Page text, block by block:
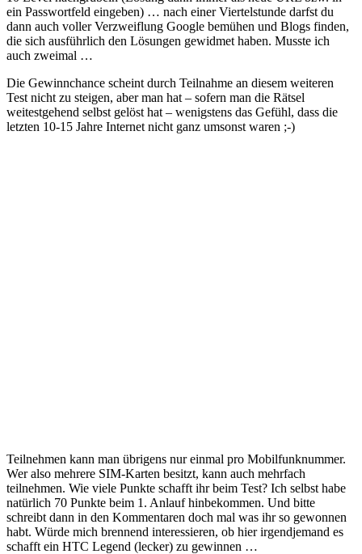
ein Passwortfeld eingeben) … nach einer Viertelstunde darfst du
dann auch voller Verzweiflung Google bemühen und Blogs finden,
die sich ausführlich den Lösungen gewidmet haben. Musste ich
auch zweimal …
Die Gewinnchance scheint durch Teilnahme an diesem weiteren
Test nicht zu steigen, aber man hat – sofern man die Rätsel
weitestgehend selbst gelöst hat – wenigstens das Gefühl, dass die
letzten 10-15 Jahre Internet nicht ganz umsonst waren ;-)
Teilnehmen kann man übrigens nur einmal pro Mobilfunknummer.
Wer also mehrere SIM-Karten besitzt, kann auch mehrfach
teilnehmen. Wie viele Punkte schafft ihr beim Test? Ich selbst habe
natürlich 70 Punkte beim 1. Anlauf hinbekommen. Und bitte
schreibt dann in den Kommentaren doch mal was ihr so gewonnen
habt. Würde mich brennend interessieren, ob hier irgendjemand es
schafft ein HTC Legend (lecker) zu gewinnen …